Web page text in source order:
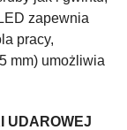
zapewnia
pracy,
mm) umożliwia
UDAROWEJ